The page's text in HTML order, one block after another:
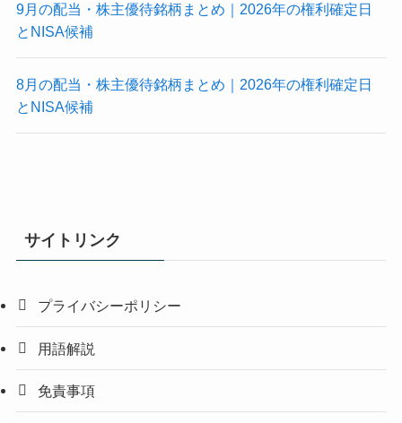
9月の配当・株主優待銘柄まとめ｜2026年の権利確定日
とNISA候補
8月の配当・株主優待銘柄まとめ｜2026年の権利確定日
とNISA候補
サイトリンク
プライバシーポリシー
用語解説
免責事項